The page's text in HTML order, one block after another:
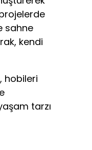
sahne
kendi
hobileri
tarzı